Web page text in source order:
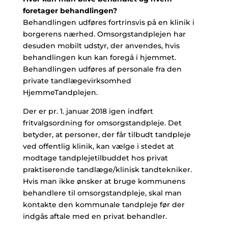
foretager behandlingen?
Behandlingen udføres fortrinsvis på en klinik i
borgerens nærhed. Omsorgstandplejen har
desuden mobilt udstyr, der anvendes, hvis
behandlingen kun kan foregå i hjemmet.
Behandlingen udføres af personale fra den
private tandlægevirksomhed
HjemmeTandplejen.
Der er pr. 1. januar 2018 igen indført
fritvalgsordning for omsorgstandpleje. Det
betyder, at personer, der får tilbudt tandpleje
ved offentlig klinik, kan vælge i stedet at
modtage tandplejetilbuddet hos privat
praktiserende tandlæge/klinisk tandtekniker.
Hvis man ikke ønsker at bruge kommunens
behandlere til omsorgstandpleje, skal man
kontakte den kommunale tandpleje før der
indgås aftale med en privat behandler.